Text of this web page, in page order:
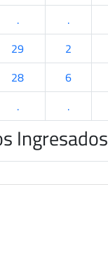
. .
29 2
28 6
. .
Ingresados